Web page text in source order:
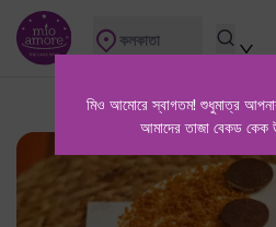
মিও আমোরে স্বাগতম! শুধুমাত্র
আমাদের তাজা বেকড
কলকাতা